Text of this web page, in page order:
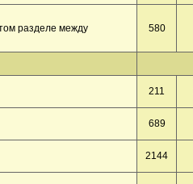
разделе между
580
211
689
2144